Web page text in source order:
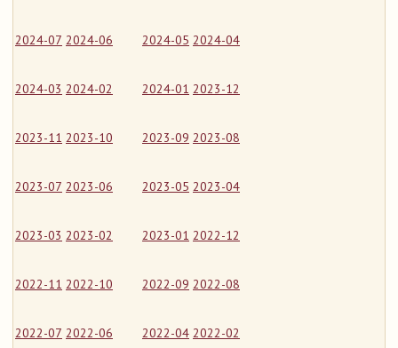
2024-07 2024-06 2024-05 2024-04
2024-03 2024-02 2024-01 2023-12
2023-11 2023-10 2023-09 2023-08
2023-07 2023-06 2023-05 2023-04
2023-03 2023-02 2023-01 2022-12
2022-11 2022-10 2022-09 2022-08
2022-07 2022-06 2022-04 2022-02